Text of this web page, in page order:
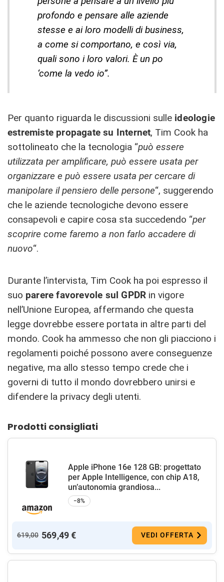
profondo e pensare alle aziende
stesse e ai loro modelli di business,
a come si comportano, e così via,
quali sono i loro valori. È un po
‘come la vedo io”.
Per quanto riguarda le discussioni sulle ideologie
estremiste propagate su Internet, Tim Cook ha
sottolineato che la tecnologia “può essere
utilizzata per amplificare, può essere usata per
organizzare e può essere usata per cercare di
manipolare il pensiero delle persone“, suggerendo
che le aziende tecnologiche devono essere
consapevoli e capire cosa sta succedendo “per
scoprire come faremo a non farlo accadere di
nuovo“.
Durante l’intervista, Tim Cook ha poi espresso il
suo parere favorevole sul GPDR in vigore
nell’Unione Europea, affermando che questa
legge dovrebbe essere portata in altre parti del
mondo. Cook ha ammesso che non gli piacciono i
regolamenti poiché possono avere conseguenze
negative, ma allo stesso tempo crede che i
governi di tutto il mondo dovrebbero unirsi e
difendere la privacy degli utenti.
Prodotti consigliati
Apple iPhone 16e 128 GB: progettato
per Apple Intelligence, con chip A18,
un’autonomia grandiosa...
−8%
619,00 569,49 € VEDI OFFERTA